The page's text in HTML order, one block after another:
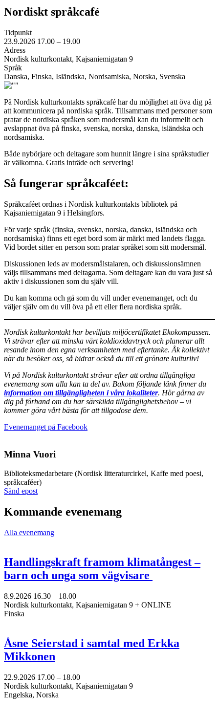
Nordiskt språkcafé
Tidpunkt
23.9.2026 17.00 – 19.00
Adress
Nordisk kulturkontakt, Kajsaniemigatan 9
Språk
Danska, Finska, Isländska, Nordsamiska, Norska, Svenska
På Nordisk kulturkontakts språkcafé har du möjlighet att öva dig på
att kommunicera på nordiska språk. Tillsammans med personer som
pratar de nordiska språken som modersmål kan du informellt och
avslappnat öva på finska, svenska, norska, danska, isländska och
nordsamiska.
Både nybörjare och deltagare som hunnit längre i sina språkstudier
är välkomna. Gratis inträde och servering!
Så fungerar språkcaféet:
Språkcaféet ordnas i Nordisk kulturkontakts bibliotek på
Kajsaniemigatan 9 i Helsingfors.
För varje språk (finska, svenska, norska, danska, isländska och
nordsamiska) finns ett eget bord som är märkt med landets flagga.
Vid bordet sitter en person som pratar språket som sitt modersmål.
Diskussionen leds av modersmålstalaren, och diskussionsämnen
väljs tillsammans med deltagarna. Som deltagare kan du vara just så
aktiv i diskussionen som du själv vill.
Du kan komma och gå som du vill under evenemanget, och du
väljer själv om du vill öva på ett eller flera nordiska språk.
Nordisk kulturkontakt har beviljats miljöcertifikatet Ekokompassen.
Vi strävar efter att minska vårt koldioxidavtryck och planerar allt
resande inom den egna verksamheten med eftertanke. Åk kollektivt
när du besöker oss, så bidrar också du till ett grönare kulturliv!
Vi på Nordisk kulturkontakt strävar efter att ordna tillgängliga
evenemang som alla kan ta del av. Bakom följande länk finner du
information om tillgängligheten i våra lokaliteter. Hör gärna av
dig på förhand om du har särskilda tillgänglighetsbehov – vi
kommer göra vårt bästa för att tillgodose dem.
Evenemanget på FacebookÖppnas
Minna Vuori
Biblioteks­medarbetare (Nordisk litteraturcirkel, Kaffe med poesi,
språkcaféer)
Sänd epostSänd
minna.vuori@nkk.org
Kommande evenemang
Alla evenemang
Handlingskraft framom klimatångest –
barn och unga som vägvisare
8.9.2026 16.30 – 18.00
Nordisk kulturkontakt, Kajsaniemigatan 9 + ONLINE
Finska
Åsne Seierstad i samtal med Erkka
Mikkonen
22.9.2026 17.00 – 18.00
Nordisk kulturkontakt, Kajsaniemigatan 9
Engelska, Norska